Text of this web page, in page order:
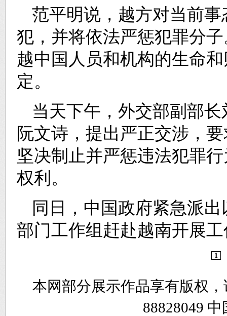
范平明说，越方对当前
犯，并将依法严惩犯罪分
越中国人员和机构的生命
定。
当天下午，外交部副部
阮文诗，提出严正交涉，
坚决制止并严惩违法犯罪
权利。
同日，中国政府紧急派
部门工作组赶赴越南开展
1
本网部分展示作品享有版权
88828049